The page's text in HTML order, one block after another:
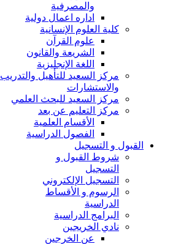
والمصرفية
اداره اعمال دولية
كلية العلوم الإنسانية
علوم القرآن
الشريعة والقانون
اللغة الإنجليزية
مركز السعيد للتأهيل والتدريب
والاستشارات
مركز السعيد للبحث العلمي
مركز التعليم عن بعد
الأقسام العلمية
الفصول الدراسية
القبول و التسجيل
شروط القبول و
التسجيل
التسجيل الإلكتروني
الرسوم و الأقساط
الدراسية
البرامج الدراسية
نادي الخريجين
عن الخرجين